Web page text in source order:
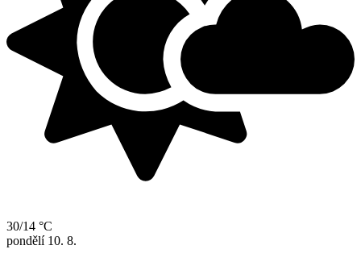
30/14 °C
pondělí 10. 8.